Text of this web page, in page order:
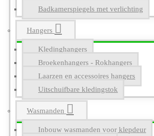
Badkamerspiegels met verlichting
Hangers
Kledinghangers
Broekenhangers - Rokhangers
Laarzen en accessoires hangers
Uitschuifbare kledingstok
Wasmanden
Inbouw wasmanden voor klepdeur